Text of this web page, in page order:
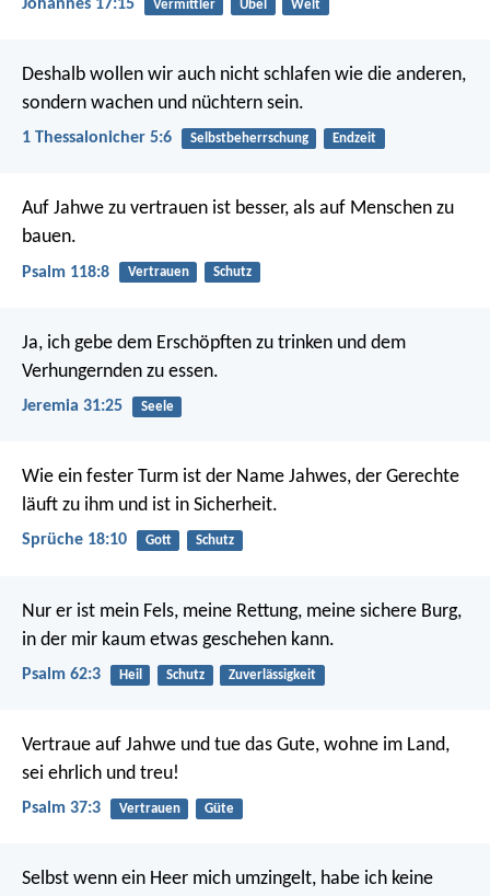
Johannes 17:15 Vermittler Übel Welt
Deshalb wollen wir auch nicht schlafen wie die anderen,
sondern wachen und nüchtern sein.
1 Thessalonicher 5:6 Selbstbeherrschung Endzeit
Auf Jahwe zu vertrauen ist besser, als auf Menschen zu
bauen.
Psalm 118:8 Vertrauen Schutz
Ja, ich gebe dem Erschöpften zu trinken und dem
Verhungernden zu essen.
Jeremia 31:25 Seele
Wie ein fester Turm ist der Name Jahwes, der Gerechte
läuft zu ihm und ist in Sicherheit.
Sprüche 18:10 Gott Schutz
Nur er ist mein Fels, meine Rettung, meine sichere Burg,
in der mir kaum etwas geschehen kann.
Psalm 62:3 Heil Schutz Zuverlässigkeit
Vertraue auf Jahwe und tue das Gute, wohne im Land,
sei ehrlich und treu!
Psalm 37:3 Vertrauen Güte
Selbst wenn ein Heer mich umzingelt, habe ich keine